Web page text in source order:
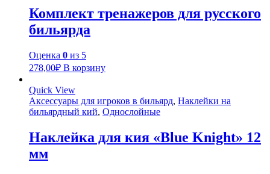
Комплект тренажеров для русского
бильярда
Оценка 0 из 5
278,00₽ В корзину
Quick View
Аксессуары для игроков в бильярд, Наклейки на
бильярдный кий, Однослойные
Наклейка для кия «Blue Knight» 12
мм